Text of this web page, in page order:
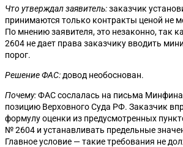
Что утверждал заявитель:заказчик
принимаются только контракты ценой не
По мнению заявителя, это незаконно, так
2604 не дает права заказчику вводить
порог.
Решение ФАС: довод необоснован.
Почему:ФАС сослалась на письма
позицию Верховного Суда РФ. Заказчик
формулу оценки из предусмотренных
№ 2604 и устанавливать предельные
Главное условие — такие требования не